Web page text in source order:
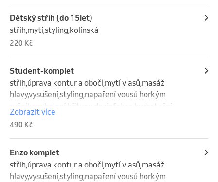
Dětský střih (do 15let)
střih,mytí,styling,kolínská
220 Kč
Student-komplet
střih,úprava kontur a obočí,mytí vlasů,masáž
hlavy,vysušení,styling,napaření vousů horkým
ručníkem,holení břitvou,dezinfekce,hydratační
ošetření,kolínská
Zobrazit více
490 Kč
Enzo komplet
střih,úprava kontur a obočí,mytí vlasů,masáž
hlavy,vysušení,styling,napaření vousů horkým